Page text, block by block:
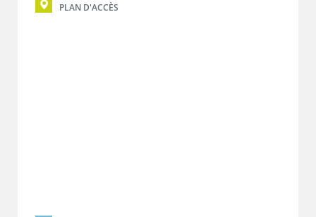
PLAN D'ACCÈS